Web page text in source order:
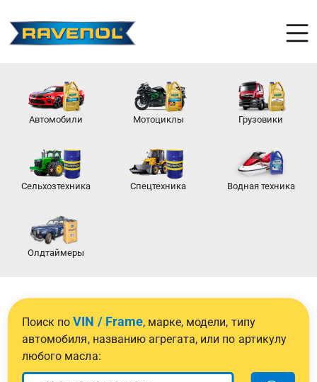
Автомобили Мотоциклы Грузовики
Сельхозтехника Спецтехника Водная техника
Олдтаймеры
Поиск поVIN / Frame, марке, модели, типу
автомобиля, названию агрегата, или по артикулу
любого масла: